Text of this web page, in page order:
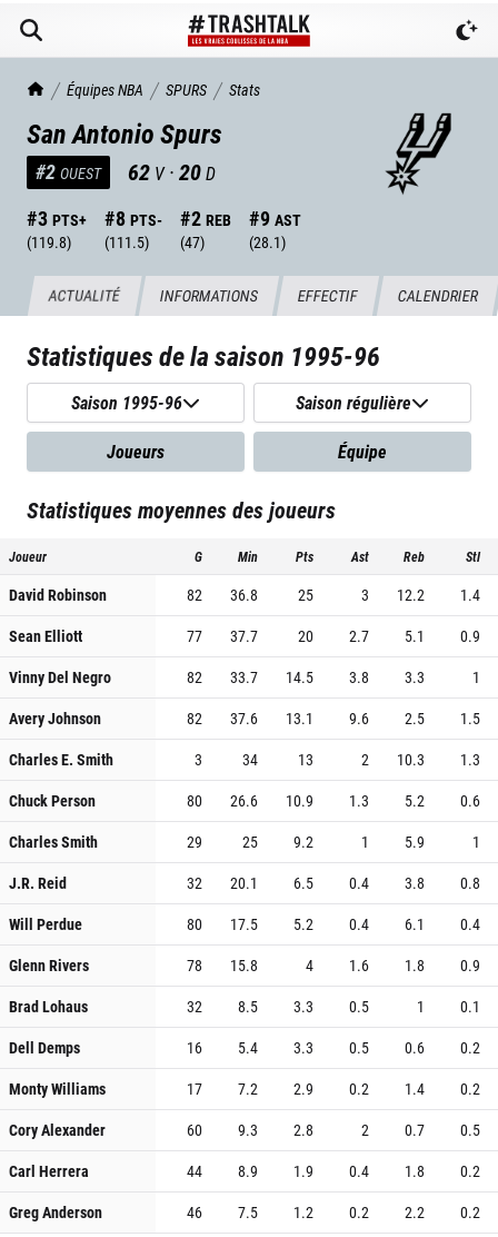
TrashTalk Actu NBA
Équipes NBA SPURS Stats
San Antonio Spurs
#2 OUEST 62 V ·20D
#3 PTS+
(119.8)
#8 PTS-
(111.5)
#2 REB
(47)
#9 AST
(28.1)
ACTUALITÉ INFORMATIONS EFFECTIF CALENDRIER
Statistiques de la saison 1995-96
Saison 1995-96 Saison régulière
Joueurs Équipe
Statistiques moyennes des joueurs
Joueur G Min Pts Ast Reb Stl
David Robinson 82 36.8 25 3 12.2
1.4
Sean Elliott
77 37.7 20 2.7 5.1
0.9
Vinny Del Negro
82 33.7 14.5 3.8 3.3
1
Avery Johnson
82 37.6 13.1 9.6 2.5
1.5
Charles E. Smith
3 34 13 2 10.3
1.3
Chuck Person
80 26.6 10.9 1.3 5.2
0.6
Charles Smith
29 25 9.2 1 5.9
1
J.R. Reid
32 20.1 6.5 0.4 3.8
0.8
Will Perdue
80 17.5 5.2 0.4 6.1
0.4
Glenn Rivers
78 15.8 4 1.6 1.8
0.9
Brad Lohaus
32 8.5 3.3 0.5 1
0.1
Dell Demps
16 5.4 3.3 0.5 0.6
0.2
Monty Williams
17 7.2 2.9 0.2 1.4
0.2
Cory Alexander
60 9.3 2.8 2 0.7
0.5
Carl Herrera
44 8.9 1.9 0.4 1.8
0.2
Greg Anderson
46 7.5 1.2 0.2 2.2 0.2